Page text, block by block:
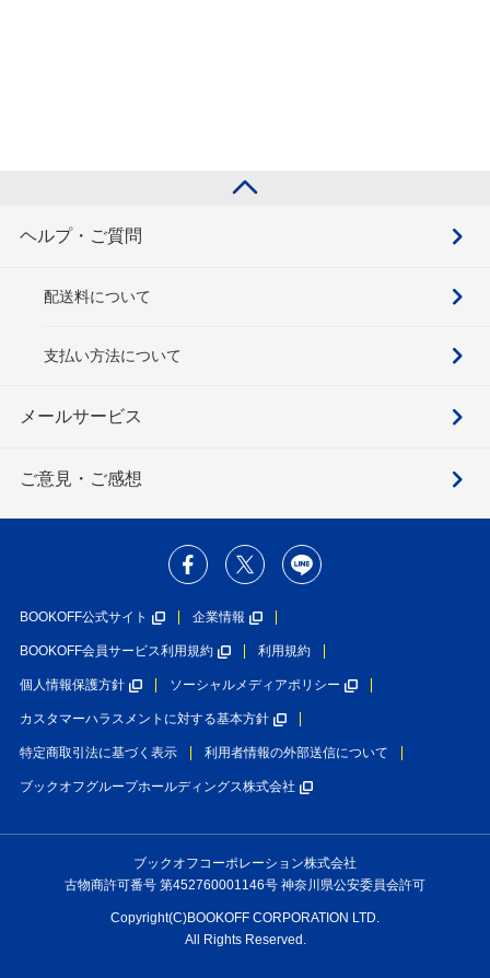
ヘルプ・ご質問
配送料について
支払い方法について
メールサービス
ご意見・ご感想
BOOKOFF公式サイト 企業情報
BOOKOFF会員サービス利用規約 利用規約
個人情報保護方針 ソーシャルメディアポリシー
カスタマーハラスメントに対する基本方針
特定商取引法に基づく表示 利用者情報の外部送信について
ブックオフグループホールディングス株式会社
ブックオフコーポレーション株式会社
古物商許可番号 第452760001146号 神奈川県公安委員会許可
Copyright(C)BOOKOFF CORPORATION LTD.
All Rights Reserved.